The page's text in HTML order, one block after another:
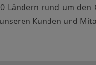
Ländern rund um den
Kunden und